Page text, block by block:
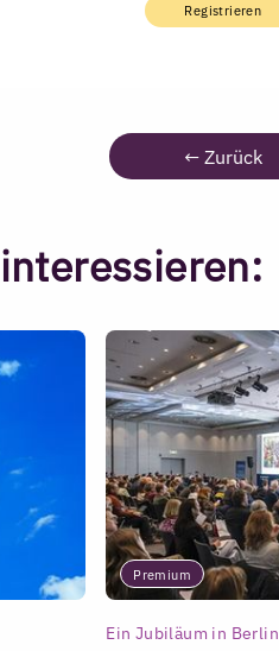
Registrieren
← Zurück
Premium
Ein Jubiläum in Berlin